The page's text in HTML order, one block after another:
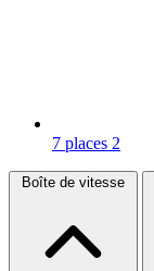
7 places 2
Boîte de vitesse